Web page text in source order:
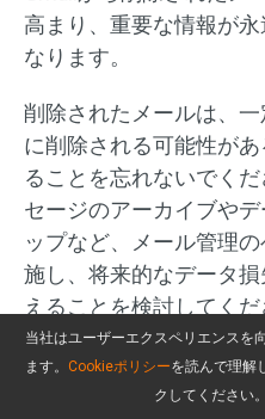
高まり、重要な情報が
なります。
削除されたメールは、
に削除される可能性が
ることを忘れないでく
セージのアーカイブや
ップなど、メール管理
施し、将来的なデータ
えることを検討してくだ
MiniTool Power Data
生した場合は、
当社はユーザーエクスペリエンスを
ます。 Cookieポリシーを読んで理解
クしてください。